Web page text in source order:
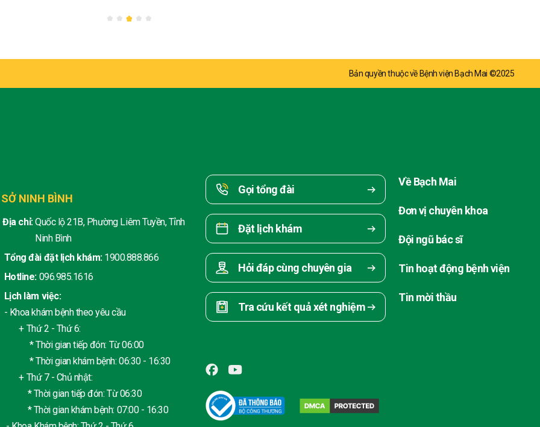
Bản quyền thuộc về Bệnh viện Bạch Mai ©2025
NINH BÌNH
Địa chỉ:Quốc lộ 21B, Phường Liêm Tuyền, Tỉnh
Ninh Bình
Tổng đài đặt lịch khám: 1900.888.866
Hotline: 096.985.1616
Lịch làm việc:
- Khoa khám bệnh theo yêu cầu
+ Thứ 2 - Thứ 6:
* Thời gian tiếp đón: Từ 06:00
* Thời gian khám bệnh: 06:30 - 16:30
+ Thứ 7 - Chủ nhật:
* Thời gian tiếp đón: Từ 06:30
* Thời gian khám bệnh: 07:00 - 16:30
Gọi tổng đài
Đặt lịch khám
Hỏi đáp cùng chuyên gia
Tra cứu kết quả xét nghiệm
Về Bạch Mai
Đơn vị chuyên khoa
Đội ngũ bác sĩ
Tin hoạt động bệnh viện
Tin mời thầu